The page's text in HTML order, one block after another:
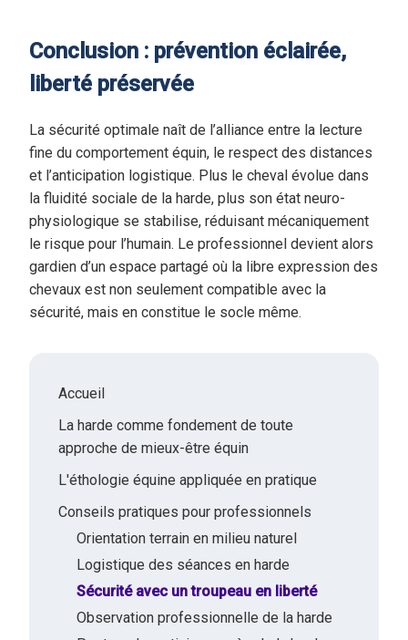
Conclusion : prévention éclairée,
liberté préservée
La sécurité optimale naît de l’alliance entre la lecture
fine du comportement équin, le respect des distances
et l’anticipation logistique. Plus le cheval évolue dans
la fluidité sociale de la harde, plus son état neuro-
physiologique se stabilise, réduisant mécaniquement
le risque pour l’humain. Le professionnel devient alors
gardien d’un espace partagé où la libre expression des
chevaux est non seulement compatible avec la
sécurité, mais en constitue le socle même.
Accueil
La harde comme fondement de toute
approche de mieux-être équin
L'éthologie équine appliquée en pratique
Conseils pratiques pour professionnels
Orientation terrain en milieu naturel
Logistique des séances en harde
Sécurité avec un troupeau en liberté
Observation professionnelle de la harde